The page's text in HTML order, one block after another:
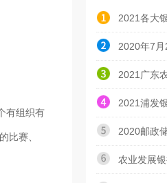
有组织有
比赛、
2021各大
2020年7
2021广东
2021浦发